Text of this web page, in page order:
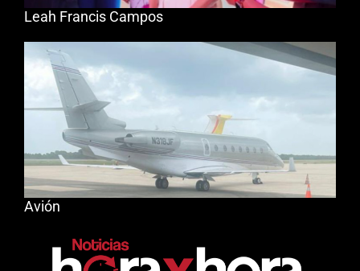
Leah Francis Campos
Avión